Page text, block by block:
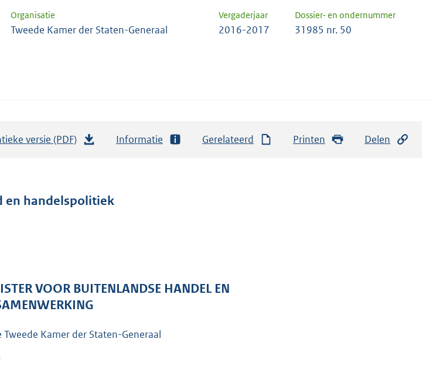
Organisatie Vergaderjaar Dossier- en ondernummer
Tweede Kamer der Staten-Generaal 2016-2017 31985 nr. 50
versie (PDF)
a
r
o
o
t
Informatie Gerelateerd Printen Delen
en handelspolitiek
VOOR BUITENLANDSE HANDEL EN
Kamer der Staten-Generaal